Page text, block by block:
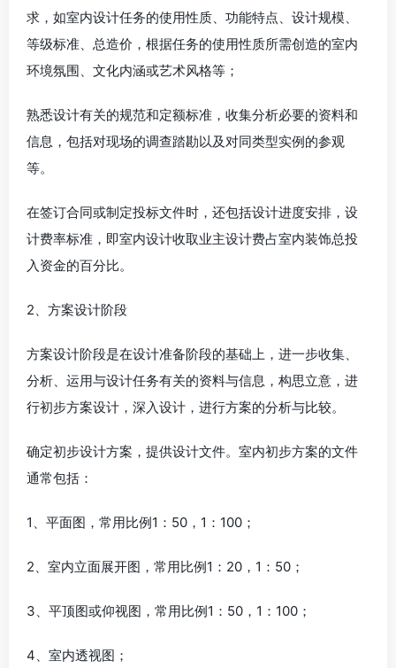
求，如室内设计任务的使用性质、功能特点、设计规模、
等级标准、总造价，根据任务的使用性质所需创造的室内
环境氛围、文化内涵或艺术风格等；
熟悉设计有关的规范和定额标准，收集分析必要的资料和
信息，包括对现场的调查踏勘以及对同类型实例的参观
等。
在签订合同或制定投标文件时，还包括设计进度安排，设
计费率标准，即室内设计收取业主设计费占室内装饰总投
入资金的百分比。
2、方案设计阶段
方案设计阶段是在设计准备阶段的基础上，进一步收集、
分析、运用与设计任务有关的资料与信息，构思立意，进
行初步方案设计，深入设计，进行方案的分析与比较。
确定初步设计方案，提供设计文件。室内初步方案的文件
通常包括：
1、平面图，常用比例1：50，1：100；
2、室内立面展开图，常用比例1：20，1：50；
3、平顶图或仰视图，常用比例1：50，1：100；
4、室内透视图；